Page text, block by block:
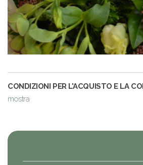
CONDIZIONI PER L'ACQUISTO E LA
mostra